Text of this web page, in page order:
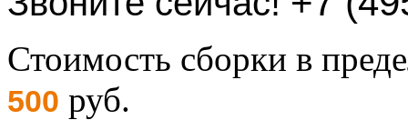
Стоимость сборки в
500 руб.